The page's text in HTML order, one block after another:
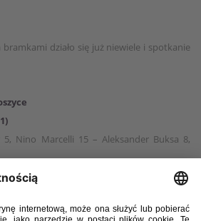
działo się już niewiele i spotkanie
5, Nino Marcelli 15 – Aleksander Buksa 8,
– 13. Nicolas Sikula, 3. Patrik Leitner, 5.
Sauer (59, 10. Sebastián Nebyla),